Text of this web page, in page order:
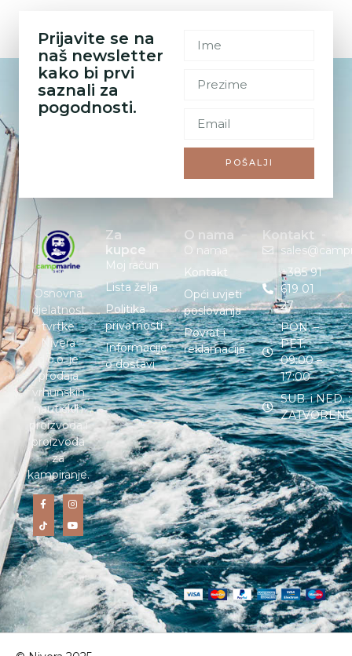
Prijavite se na
naš newsletter
kako bi prvi
saznali za
pogodnosti.
POŠALJI
Osnovna
djelatnost
tvrtke
Nivera
d.o.o. je
prodaja
vrhunskih
nautičkih
proizvoda i
proizvoda
za
kampiranje.
Za
kupce
Moj račun
Lista želja
Politika
privatnosti
Informacije
o dostavi
O nama
O nama
Kontakt
Opći uvjeti
poslovanja
Povrat i
reklamacija
Kontakt
+385 91
619 01
27
PON. –
PET. :
09:00 –
17:00
SUB. i NED. :